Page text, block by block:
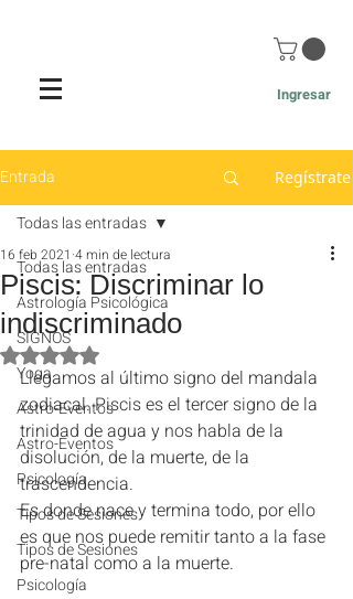
Ingresar
Entrada Regístrate
Todas las entradas
Astrología Psicológica
SIGNOS
Yoga
Astro-Eventos
Astro-Eventos
Psicología
Tipos de Sesiones
Tipos de Sesiones
Psicología
Todas las entradas
Piscis: Discriminar lo
indiscriminado
16 feb 2021 4 min de lectura
Obtuvo NaN de 5 estrellas.
Llegamos al último signo del mandala
zodiacal. Piscis es el tercer signo de la
trinidad de agua y nos habla de la
disolución, de la muerte, de la
trascendencia.
Es donde nace y termina todo, por ello
es que nos puede remitir tanto a la fase
pre-natal como a la muerte.